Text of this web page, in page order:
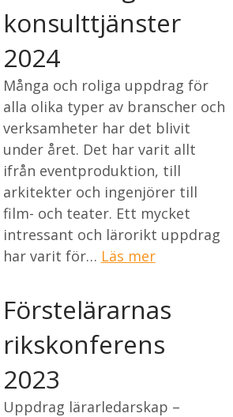
konsulttjänster
2024
Många och roliga uppdrag för
alla olika typer av branscher och
verksamheter har det blivit
under året. Det har varit allt
ifrån eventproduktion, till
arkitekter och ingenjörer till
film- och teater. Ett mycket
intressant och lärorikt uppdrag
har varit för… Läs mer
Förstelärarnas
rikskonferens
2023
Uppdrag lärarledarskap –